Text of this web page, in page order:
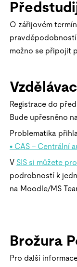
O zářijovém
možno se připojit
Registrace do
Bude upřesněno
Problematika
• CAS – Centrální
V SIS si můžete
podrobností k
na Moodle/MS
Brožura
Pro další